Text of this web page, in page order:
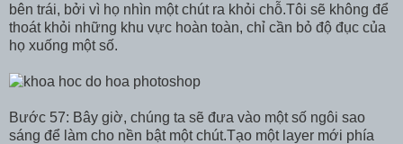
bên trái, bởi vì họ nhìn một chút ra khỏi chỗ.Tôi sẽ không để
thoát khỏi những khu vực hoàn toàn, chỉ cần bỏ độ đục của
họ xuống một số.
Bước 57: Bây giờ, chúng ta sẽ đưa vào một số ngôi sao
sáng để làm cho nền bật một chút.Tạo một layer mới phía